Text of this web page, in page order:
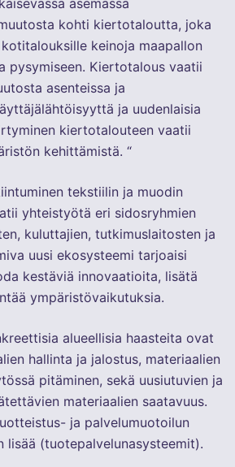
kohti kiertotaloutta, joka
keinoja maapallon
pysymiseen. Kiertotalous vaatii
asenteissa ja
ja uudenlaisia
kiertotalouteen vaatii
kehittämistä. “
tekstiilin ja muodin
yhteistyötä eri sidosryhmien
kuluttajien, tutkimuslaitosten ja
uusi ekosysteemi tarjoaisi
kestäviä innovaatioita, lisätä
ympäristövaikutuksia.
alueellisia haasteita ovat
hallinta ja jalostus, materiaalien
pitäminen, sekä uusiutuvien ja
materiaalien saatavuus.
ja palvelumuotoilun
lisää (tuotepalvelunasysteemit).